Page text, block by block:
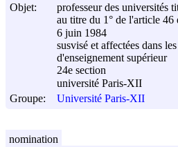
Objet:
professeur des universités
au titre du 1° de l'article 46
6 juin 1984
susvisé et affectées dans
d'enseignement supérieur
24e section
université Paris-XII
Groupe:
Université Paris-XII
nomination